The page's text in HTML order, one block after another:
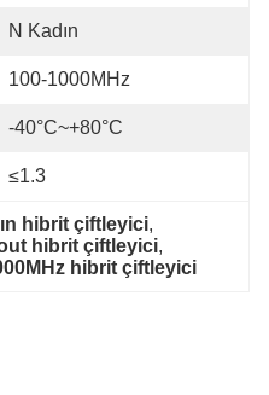
N Kadın
100-1000MHz
-40°C~+80°C
≤1.3
hibrit çiftleyici,
hibrit çiftleyici,
hibrit çiftleyici